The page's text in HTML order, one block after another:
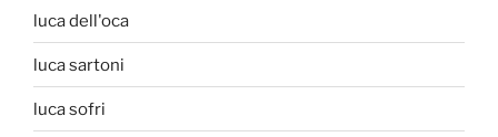
luca dell'oca
luca sartoni
luca sofri